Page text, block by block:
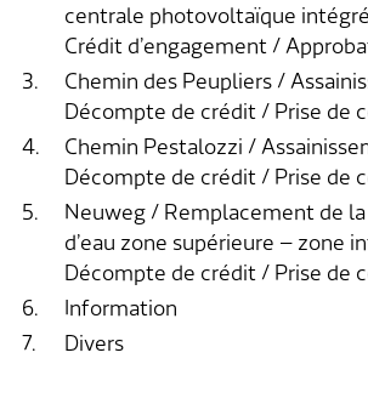
centrale photovoltaïque
Crédit d’engagement /
3.
Chemin des Peupliers /
Décompte de crédit / Prise de
4.
Chemin Pestalozzi /
Décompte de crédit / Prise de
5.
Neuweg / Remplacement de
d’eau zone supérieure – zone
Décompte de crédit / Prise de
6.
Information
7.
Divers
Association des parents
Gastronomie
Location d'installations de
Autorisation d'événements
Assurances sociales
Affaires sociales
Impôts
Construire & planifier
Aménagement du territoire &
locale
Cadastre RDPPF
Environnement
Paroisses
Communes partenaires
Lengnauer Notizen
Département des finances
Service social
Dép. de la construction et des
Dép. de l'exploitation et du
Centre d'entretien
Services de A à Z
Répertoire d'adresses
Contact & heures d'ouverture